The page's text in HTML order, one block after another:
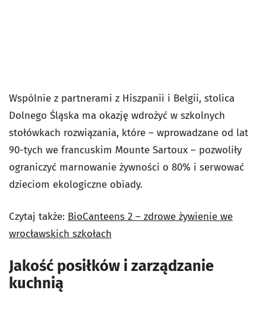
Wspólnie z partnerami z Hiszpanii i Belgii, stolica
Dolnego Śląska ma okazję wdrożyć w szkolnych
stołówkach rozwiązania, które – wprowadzane od lat
90-tych we francuskim Mounte Sartoux – pozwoliły
ograniczyć marnowanie żywności o 80% i serwować
dzieciom ekologiczne obiady.
Czytaj także: BioCanteens 2 – zdrowe żywienie we
wrocławskich szkołach
Jakość posiłków i zarządzanie
kuchnią